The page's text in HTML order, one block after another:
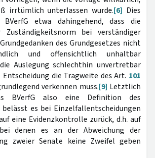
irrtümlich unterlassen wurde.[6] Dies
etwa dahingehend, dass die
Zuständigkeitsnorm bei verständiger
des Grundgesetzes nicht
und offensichtlich unhaltbar
die Auslegung schlechthin unvertretbar
Entscheidung die Tragweite des Art. 101
verkennen muss.[9] Letztlich
BVerfG also eine Definition des
es bei Einzelfallentscheidungen
eine Evidenzkontrolle zurück, d.h. auf
denen es an der Abweichung der
zweier Senate keine Zweifel geben